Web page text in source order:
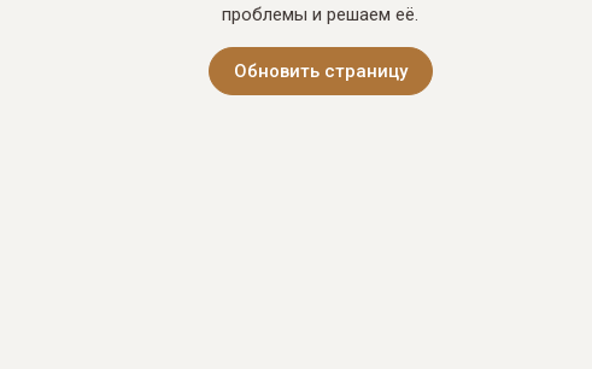
проблемы и решаем её.
Обновить страницу